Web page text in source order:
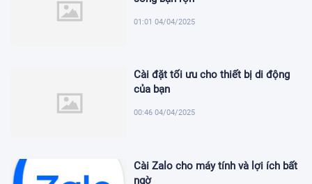
01:01 04/04/2025
Cài đặt tối ưu cho thiết bị di động
của bạn
00:46 04/04/2025
Cài Zalo cho máy tính và lợi ích bất
ngờ